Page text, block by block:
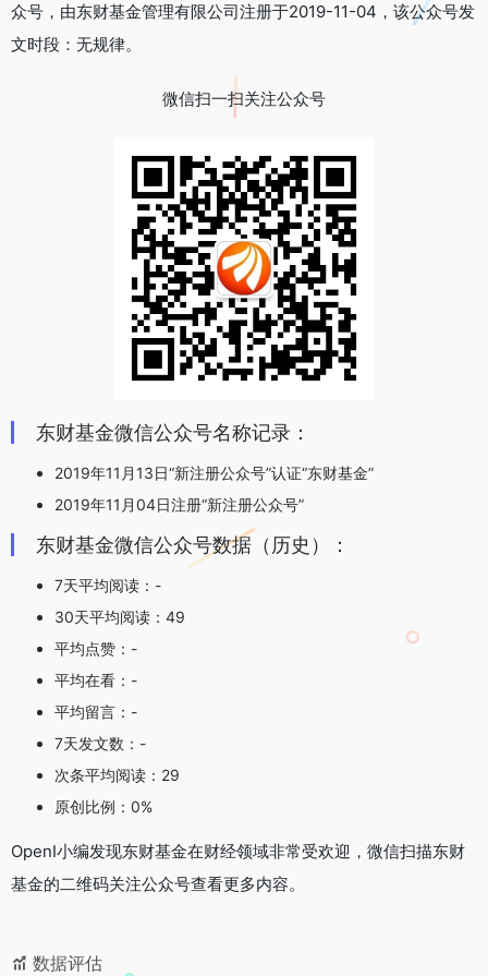
众号，由东财基金管理有限公司注册于2019-11-04，该公众号发
文时段：无规律。
微信扫一扫关注公众号
东财基金微信公众号名称记录：
2019年11月13日“新注册公众号”认证“东财基金”
2019年11月04日注册“新注册公众号”
东财基金微信公众号数据（历史）：
7天平均阅读：-
30天平均阅读：49
平均点赞：-
平均在看：-
平均留言：-
7天发文数：-
次条平均阅读：29
原创比例：0%
OpenI小编发现东财基金在财经领域非常受欢迎，微信扫描东财
基金的二维码关注公众号查看更多内容。
数据评估